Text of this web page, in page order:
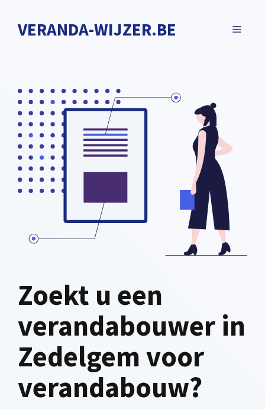
naarVERANDA-WIJZER.BE MENU
Zoekt u een
verandabouwer in
Zedelgem voor
verandabouw?